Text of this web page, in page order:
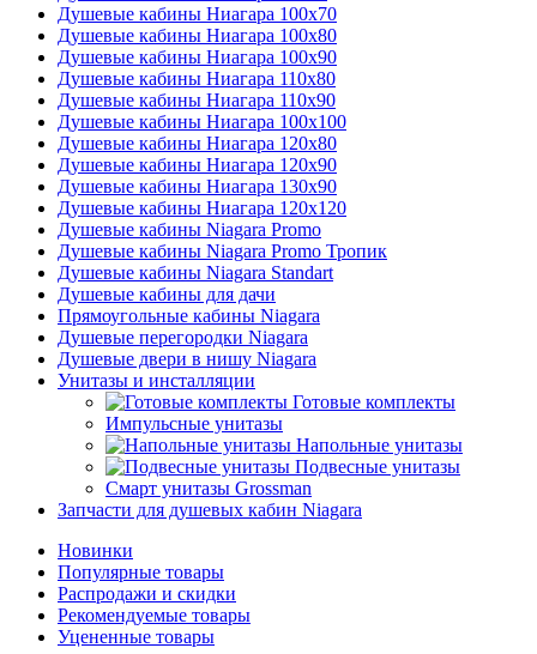
Душевые кабины Ниагара 100x70
Душевые кабины Ниагара 100x80
Душевые кабины Ниагара 100x90
Душевые кабины Ниагара 110x80
Душевые кабины Ниагара 110x90
Душевые кабины Ниагара 100x100
Душевые кабины Ниагара 120x80
Душевые кабины Ниагара 120x90
Душевые кабины Ниагара 130x90
Душевые кабины Ниагара 120x120
Душевые кабины Niagara Promo
Душевые кабины Niagara Promo Тропик
Душевые кабины Niagara Standart
Душевые кабины для дачи
Прямоугольные кабины Niagara
Душевые перегородки Niagara
Душевые двери в нишу Niagara
Унитазы и инсталляции
Готовые комплекты
Импульсные унитазы
Напольные унитазы
Подвесные унитазы
Смарт унитазы Grossman
Запчасти для душевых кабин Niagara
Новинки
Популярные товары
Распродажи и скидки
Рекомендуемые товары
Уцененные товары